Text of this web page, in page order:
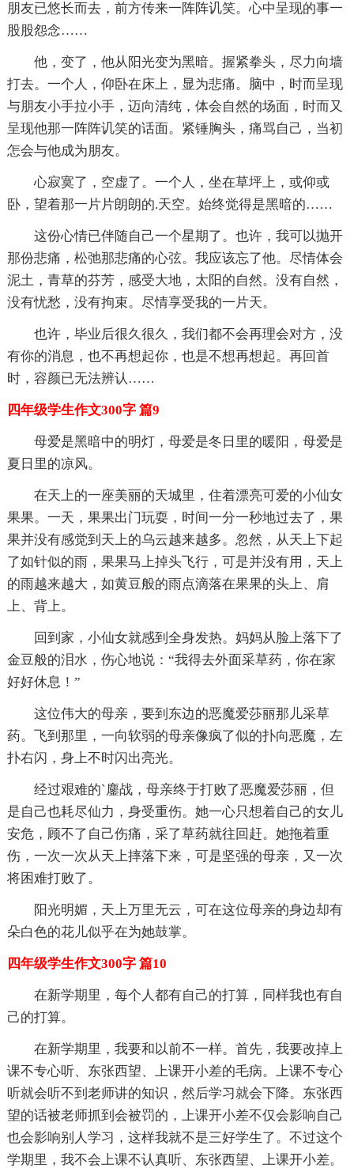
朋友已悠长而去，前方传来一阵阵讥笑。心中呈现的事一
股股怨念……
他，变了，他从阳光变为黑暗。握紧拳头，尽力向墙
打去。一个人，仰卧在床上，显为悲痛。脑中，时而呈现
与朋友小手拉小手，迈向清纯，体会自然的场面，时而又
呈现他那一阵阵讥笑的话面。紧锤胸头，痛骂自己，当初
怎会与他成为朋友。
心寂寞了，空虚了。一个人，坐在草坪上，或仰或
卧，望着那一片片朗朗的.天空。始终觉得是黑暗的……
这份心情已伴随自己一个星期了。也许，我可以抛开
那份悲痛，松弛那悲痛的心弦。我应该忘了他。尽情体会
泥土，青草的芬芳，感受大地，太阳的自然。没有自然，
没有忧愁，没有拘束。尽情享受我的一片天。
也许，毕业后很久很久，我们都不会再理会对方，没
有你的消息，也不再想起你，也是不想再想起。再回首
时，容颜已无法辨认……
四年级学生作文300字 篇9
母爱是黑暗中的明灯，母爱是冬日里的暖阳，母爱是
夏日里的凉风。
在天上的一座美丽的天城里，住着漂亮可爱的小仙女
果果。一天，果果出门玩耍，时间一分一秒地过去了，果
果并没有感觉到天上的乌云越来越多。忽然，从天上下起
了如针似的雨，果果马上掉头飞行，可是并没有用，天上
的雨越来越大，如黄豆般的雨点滴落在果果的头上、肩
上、背上。
回到家，小仙女就感到全身发热。妈妈从脸上落下了
金豆般的泪水，伤心地说：“我得去外面采草药，你在家
好好休息！”
这位伟大的母亲，要到东边的恶魔爱莎丽那儿采草
药。飞到那里，一向软弱的母亲像疯了似的扑向恶魔，左
扑右闪，身上不时闪出亮光。
经过艰难的`鏖战，母亲终于打败了恶魔爱莎丽，但
是自己也耗尽仙力，身受重伤。她一心只想着自己的女儿
安危，顾不了自己伤痛，采了草药就往回赶。她拖着重
伤，一次一次从天上摔落下来，可是坚强的母亲，又一次
将困难打败了。
阳光明媚，天上万里无云，可在这位母亲的身边却有
朵白色的花儿似乎在为她鼓掌。
四年级学生作文300字 篇10
在新学期里，每个人都有自己的打算，同样我也有自
己的打算。
在新学期里，我要和以前不一样。首先，我要改掉上
课不专心听、东张西望、上课开小差的毛病。上课不专心
听就会听不到老师讲的知识，然后学习就会下降。东张西
望的话被老师抓到会被罚的，上课开小差不仅会影响自己
也会影响别人学习，这样我就不是三好学生了。不过这个
学期里，我不会上课不认真听、东张西望、上课开小差。